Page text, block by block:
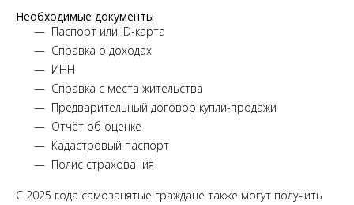
Необходимые документы
Паспорт или ID-карта
Справка о доходах
ИНН
Справка с места жительства
Предварительный договор купли-продажи
Отчёт об оценке
Кадастровый паспорт
Полис страхования
С 2025 года самозанятые граждане также могут получить